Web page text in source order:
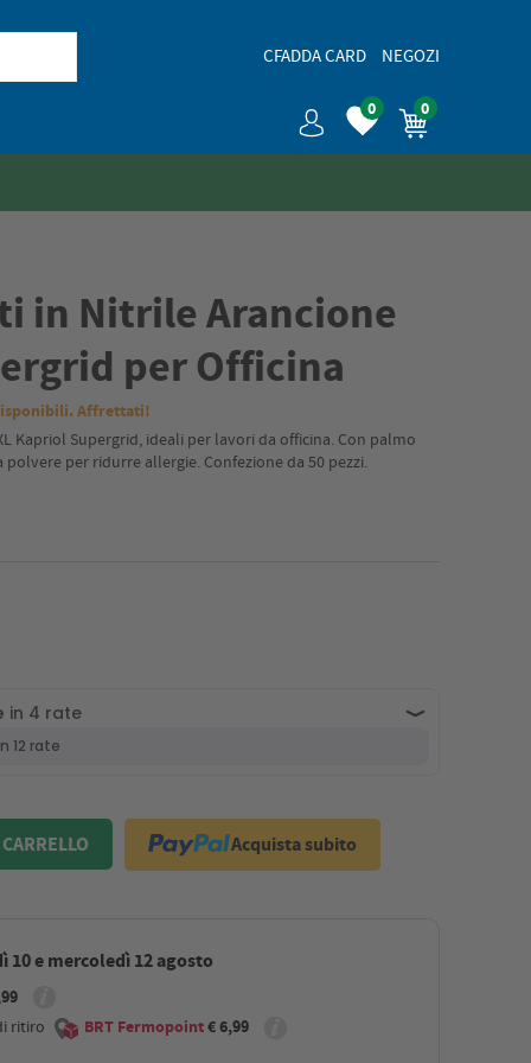
CFADDA CARD NEGOZI
0 0
in Nitrile Arancione
per Officina
Affrettati!
Kapriol Supergrid, ideali per lavori da officina. Con palmo
per ridurre allergie. Confezione da 50 pezzi.
Acquista subito
10 e mercoledì 12 agosto
ritiro BRT Fermopoint€ 6,99